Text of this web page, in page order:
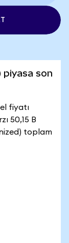
piyasa son
fiyatı
50,15 B
toplam